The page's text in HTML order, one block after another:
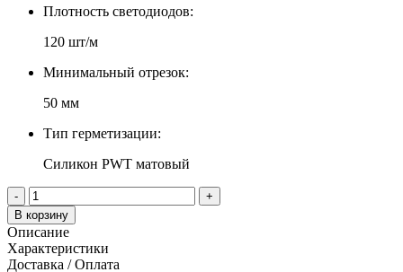
Плотность светодиодов:
120 шт/м
Минимальный отрезок:
50 мм
Тип герметизации:
Силикон PWT матовый
-
+
В корзину
Описание
Характеристики
Доставка / Оплата